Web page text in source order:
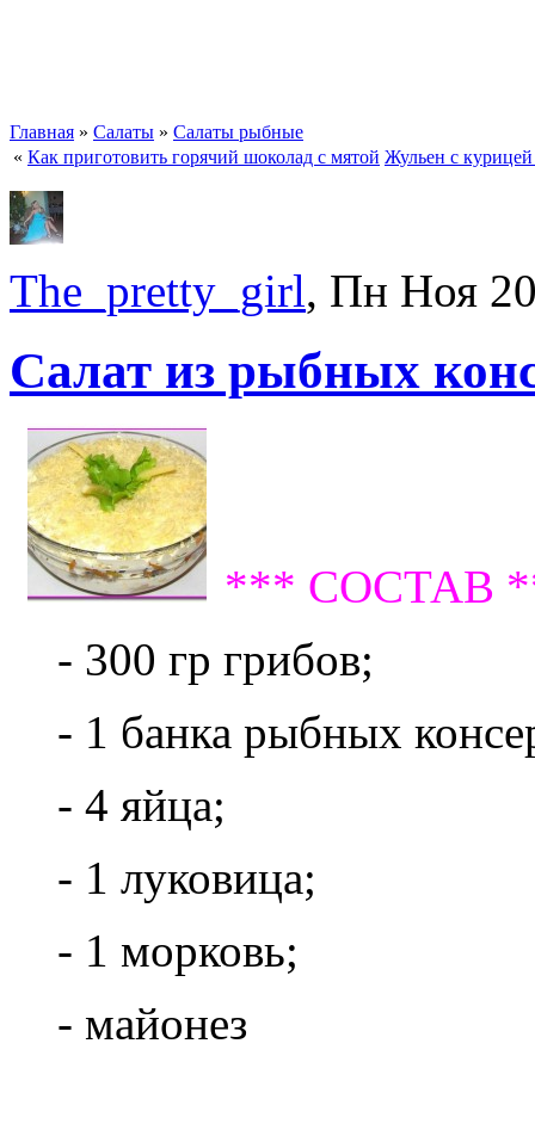
Главная » Салаты » Салаты рыбные
« Как приготовить горячий шоколад с мятой Жульен с
The_pretty_girl, Пн Ноя
Салат из рыбных
*** СОСТАВ
- 300 гр грибов;
- 1 банка рыбных
- 4 яйца;
- 1 луковица;
- 1 морковь;
- майонез